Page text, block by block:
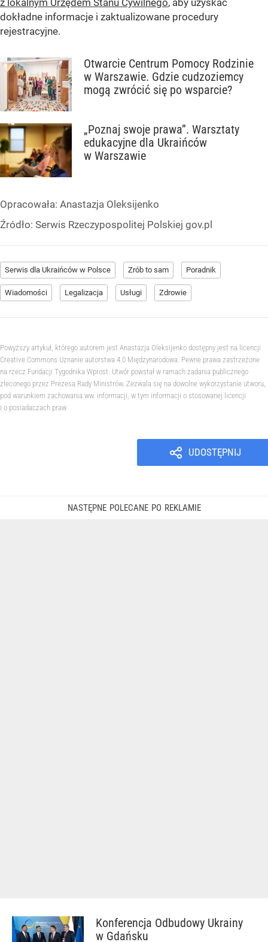
z lokalnym Urzędem Stanu Cywilnego, aby uzyskać
dokładne informacje i zaktualizowane procedury
rejestracyjne.
Otwarcie Centrum Pomocy Rodzinie
w Warszawie. Gdzie cudzoziemcy
mogą zwrócić się po wsparcie?
„Poznaj swoje prawa”. Warsztaty
edukacyjne dla Ukraińców
w Warszawie
Opracowała: Anastazja Oleksijenko
Źródło: Serwis Rzeczypospolitej Polskiej gov.pl
Serwis dla Ukraińców w Polsce Zrób to sam Poradnik
Wiadomości Legalizacja Usługi Zdrowie
Powyższy artykuł, którego autorem jest Anastazja Oleksijenko dostępny jest na licencji
Creative Commons Uznanie autorstwa 4.0 Międzynarodowa. Pewne prawa zastrzeżone
na rzecz Fundacji Tygodnika Wprost. Utwór powstał w ramach zadania publicznego
zleconego przez Prezesa Rady Ministrów. Zezwala się na dowolne wykorzystanie utworu,
pod warunkiem zachowania ww. informacji, w tym informacji o stosowanej licencji
i o posiadaczach praw.
UDOSTĘPNIJ
Konferencja Odbudowy Ukrainy
w Gdańsku